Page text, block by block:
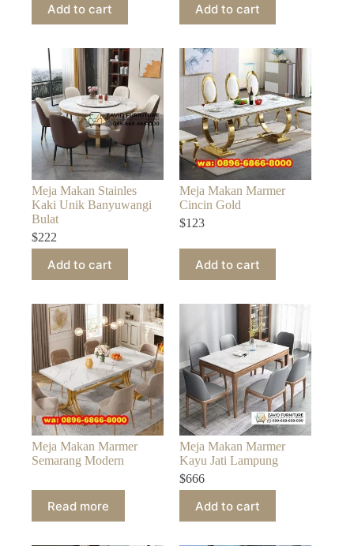
Add to cart Add to cart
Meja Makan Stainles
Kaki Unik Banyuwangi
Bulat
$222
Add to cart
Meja Makan Marmer
Cincin Gold
$123
Add to cart
Meja Makan Marmer
Semarang Modern
Read more
Meja Makan Marmer
Kayu Jati Lampung
$666
Add to cart